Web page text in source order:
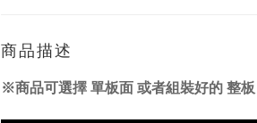
商品描述
※商品可選擇 單板面 或者組裝好的 整板